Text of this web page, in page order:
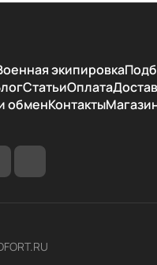
экипировка
СтатьиОплата
обменКонтакты